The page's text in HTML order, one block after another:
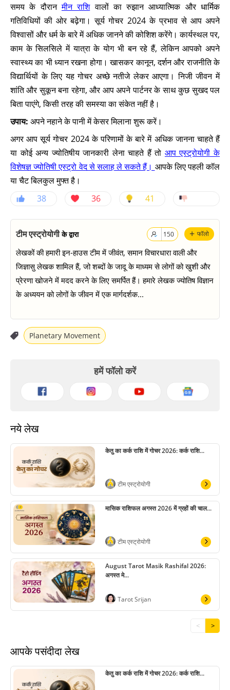
समय के दौरानमीन राशिवालों का रुझान आध्यात्मिक और धार्मिक
गतिविधियों की ओर बढ़ेगा। सूर्य गोचर 2024 के प्रभाव से आप अपने
विश्वासों और धर्म के बारे में अधिक जानने की कोशिश करेंगे। कार्यस्थल पर,
काम के सिलसिले में यात्रा के योग भी बन रहे हैं, लेकिन आपको अपने
स्वास्थ्य का भी ध्यान रखना होगा। खासकर कानून, दर्शन और राजनीति के
विद्यार्थियों के लिए यह गोचर अच्छे नतीजे लेकर आएगा। निजी जीवन में
शांति और सुकून बना रहेगा, और आप अपने पार्टनर के साथ कुछ सुखद पल
बिता पाएंगे, किसी तरह की समस्या का संकेत नहीं है।
उपाय: अपने नहाने के पानी में केसर मिलाना शुरू करें।
अगर आप सूर्य गोचर 2024 के परिणामों के बारे में अधिक जानना चाहते हैं
या कोई अन्य ज्योतिषीय जानकारी लेना चाहते हैं तो आप एस्ट्रोयोगी के
विशेषज्ञ ज्योतिषी एस्ट्रो वेद से सलाह ले सकते हैं। आपके लिए पहली कॉल
या चैट बिलकुल मुफ्त है।
38
36 41
+ फॉलो
150
टीम एस्ट्रोयोगीके द्वारा
लेखकों की हमारी इन-हाउस टीम में जीवंत, समान विचारधारा वाली और
जिज्ञासु लेखक शामिल हैं, जो शब्दों के जादू के माध्यम से लोगों को खुशी और
प्रेरणा खोजने में मदद करने के लिए समर्पित हैं। हमारे लेखक ज्योतिष विज्ञान
के अध्ययन को लोगों के जीवन में एक मार्गदर्शक...
Planetary Movement
हमें फॉलो करें
नये लेख
केतु का कर्क राशि में गोचर 2026: कर्क राशि...
टीम एस्ट्रोयोगी
मासिक राशिफल अगस्त 2026 में ग्रहों की चाल...
टीम एस्ट्रोयोगी
August Tarot Masik Rashifal 2026:
अगस्त मे...
Tarot Srijan
< >
आपके पसंदीदा लेख
केतु का कर्क राशि में गोचर 2026: कर्क राशि...